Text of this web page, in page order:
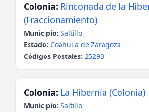
Colonia: Rinconada de la
(Fraccionamiento)
Municipio: Saltillo
Estado: Coahuila de Zaragoza
Códigos Postales: 25293
Colonia: La Hibernia (Colonia)
Municipio: Saltillo